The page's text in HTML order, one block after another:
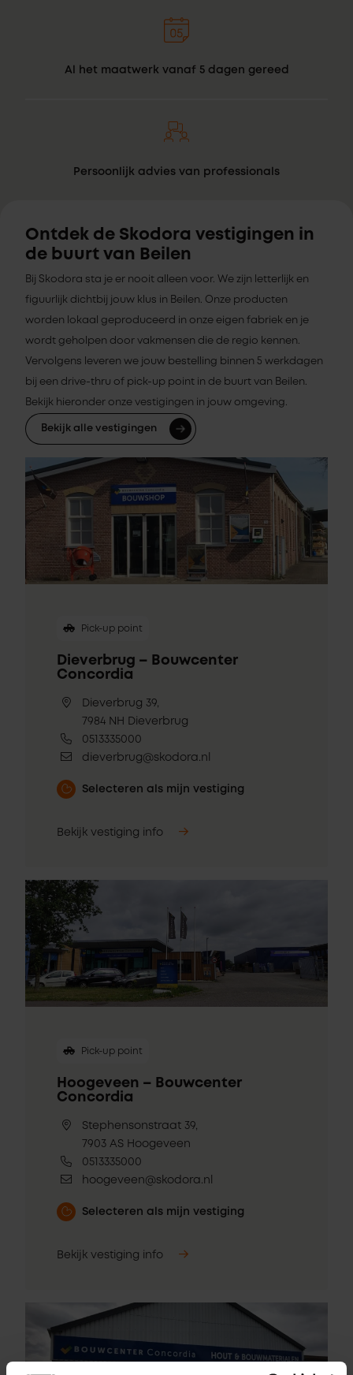
Al het maatwerk vanaf 5 dagen gereed
Persoonlijk advies van professionals
Ontdek de Skodora vestigingen in
de buurt van Beilen
Bij Skodora sta je er nooit alleen voor. We zijn letterlijk en
figuurlijk dichtbij jouw klus in Beilen. Onze producten
worden lokaal geproduceerd in onze eigen fabriek en je
wordt geholpen door vakmensen die de regio kennen.
Vervolgens leveren we jouw bestelling binnen 5 werkdagen
bij een drive-thru of pick-up point in de buurt van Beilen.
Bekijk hieronder onze vestigingen in jouw omgeving.
Bekijk alle vestigingen
Pick-up point
Dieverbrug – Bouwcenter
Concordia
Dieverbrug 39,
7984 NH Dieverbrug
0513335000
dieverbrug@skodora.nl
Selecteren als mijn vestiging
Bekijk vestiging info
Pick-up point
Hoogeveen – Bouwcenter
Concordia
Stephensonstraat 39,
7903 AS Hoogeveen
0513335000
hoogeveen@skodora.nl
Selecteren als mijn vestiging
Bekijk vestiging info